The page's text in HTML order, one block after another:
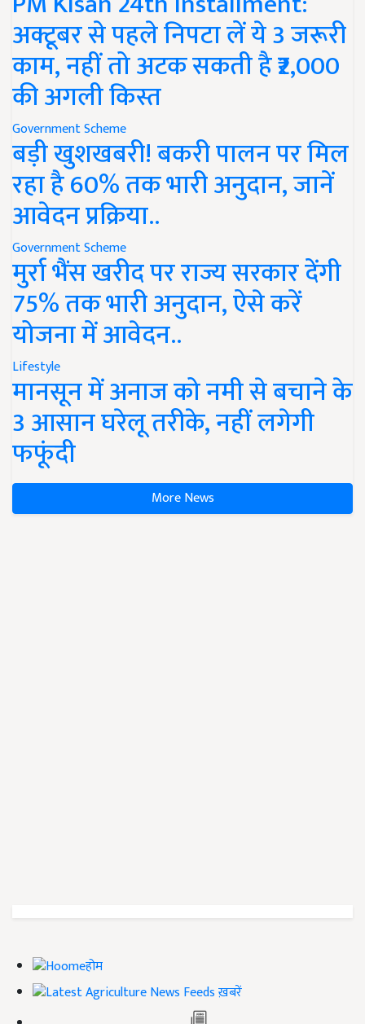
अक्टूबर से पहले निपटा लें ये 3 जरूरी
काम, नहीं तो अटक सकती है ₹2,000
की अगली किस्त
Government Scheme
बड़ी खुशखबरी! बकरी पालन पर मिल
रहा है 60% तक भारी अनुदान, जानें
आवेदन प्रक्रिया..
Government Scheme
मुर्रा भैंस खरीद पर राज्य सरकार देंगी
75% तक भारी अनुदान, ऐसे करें
योजना में आवेदन..
Lifestyle
मानसून में अनाज को नमी से बचाने के
3 आसान घरेलू तरीके, नहीं लगेगी
फफूंदी
More News
होम
ख़बरें